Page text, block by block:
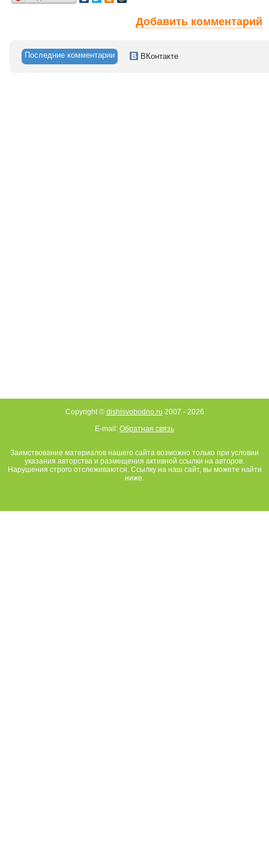
Добавить комментарий
Последние комментарии ВКонтакте
Copyright © dishisvobodno.ru 2007 - 2026
E-mail: Обратная связь
Заимствование материалов нашего сайта возможно только при условии
указания авторства и размещения активной ссылки на авторов.
Нарушения строго отслеживаются. Ссылку на наш сайт, вы можете найти
ниже.